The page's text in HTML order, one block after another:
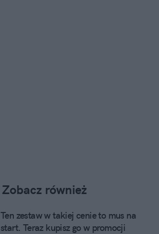
Zobacz również
Ten zestaw w takiej cenie to mus na
start. Teraz kupisz go w promocji